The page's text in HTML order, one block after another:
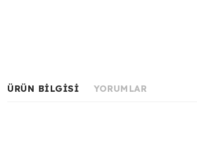
ÜRÜN BILGISI YORUMLAR